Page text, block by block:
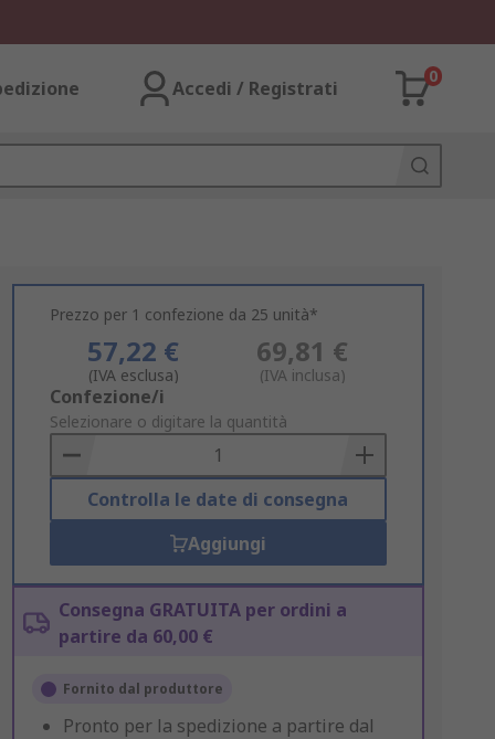
Accedi / Registrati
0
Prezzo per 1 confezione da 25 unità*
57,22 €
(IVA esclusa)
69,81 €
(IVA inclusa)
Add
to
Basket
Confezione/i
Selezionare o digitare la quantità
Controlla le date di consegna
Aggiungi
Consegna GRATUITA per ordini a
partire da 60,00 €
Fornito dal produttore
Pronto per la spedizione a partire dal